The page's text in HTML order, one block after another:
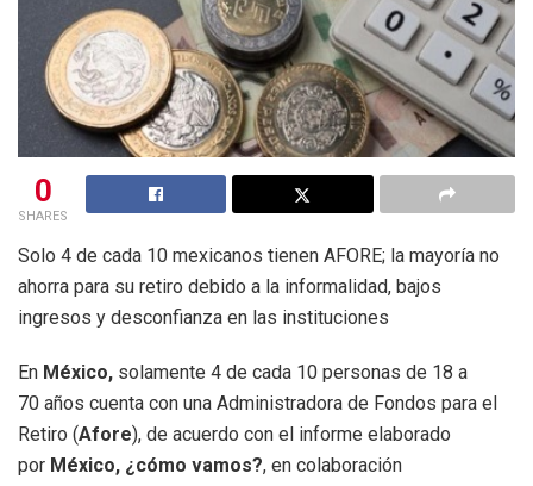
0
SHARES
Solo 4 de cada 10 mexicanos tienen AFORE; la mayoría no
ahorra para su retiro debido a la informalidad, bajos
ingresos y desconfianza en las instituciones
En México, solamente 4 de cada 10 personas de 18 a
70 años cuenta con una Administradora de Fondos para el
Retiro (Afore), de acuerdo con el informe elaborado
por México, ¿cómo vamos?, en colaboración